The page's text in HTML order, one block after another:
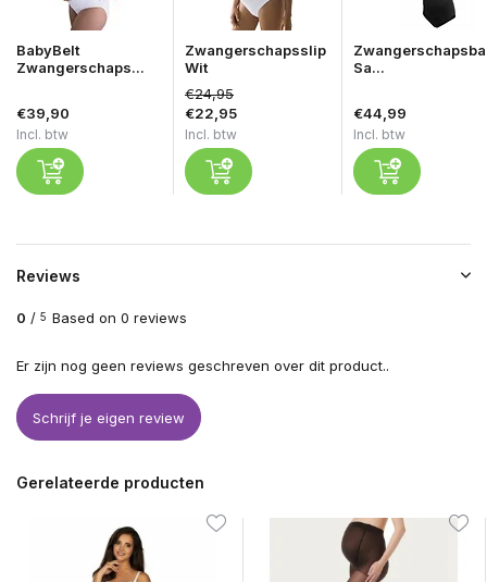
BabyBelt
Zwangerschaps...
€39,90
Incl. btw
Zwangerschapsslip
Wit
€24,95
€22,95
Incl. btw
Sa...
€44,99
Incl. btw
Reviews
0 / 5 Based on 0 reviews
Er zijn nog geen reviews geschreven over dit product..
Schrijf je eigen review
Gerelateerde producten